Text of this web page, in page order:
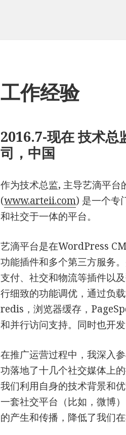
工作经验
2016.7-现在 技术
司，中国
作为技术总监, 主导艺滴平
(www.arteii.com) 是一个专
和社交于一体的平台。
艺滴平台是在WordPress
功能插件和多个第三方服务
支付、社交和物流等插件以
行细致的功能调优，通过负
redis，浏览器缓存，
和并行访问支持。同时也开
在推广运营过程中，我深入
功落地了十几个社交媒体上
我们利用自身的技术背景和
一套社交平台（比如，微博
的产生和传播，降低了我们